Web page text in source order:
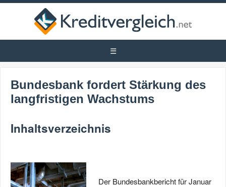
Bundesbank fordert Stärkung des
langfristigen Wachstums
Inhaltsverzeichnis
Der Bundesbankbericht für Januar